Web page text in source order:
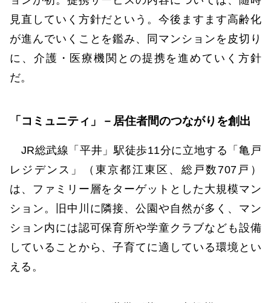
見直していく方針だという。今後ますます高齢化
が進んでいくことを鑑み、同マンションを皮切り
に、介護・医療機関との提携を進めていく方針
だ。
「コミュニティ」－居住者間のつながりを創出
JR総武線「平井」駅徒歩11分に立地する「亀戸
レジデンス」（東京都江東区、総戸数707戸）
は、ファミリー層をターゲットとした大規模マン
ション。旧中川に隣接、公園や自然が多く、マン
ション内には認可保育所や学童クラブなども設備
していることから、子育てに適している環境とい
える。